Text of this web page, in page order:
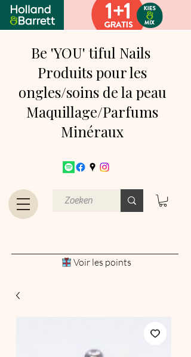
Be 'YOU' tiful Nails
Produits pour les
ongles/soins de la peau
Maquillage/Parfums
Minéraux
Voir les points